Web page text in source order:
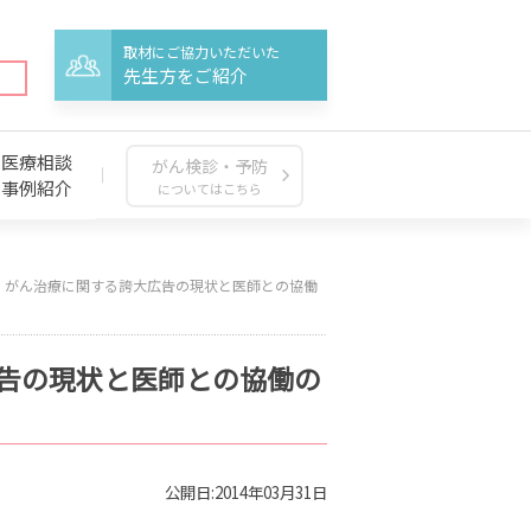
取材にご協力いただいた
先生方をご紹介
医療相談
事例紹介
がん検診・予防
についてはこちら
ん治療に関する誇大広告の現状と医師との協働
の現状と医師との協働の
公開日:2014年03月31日